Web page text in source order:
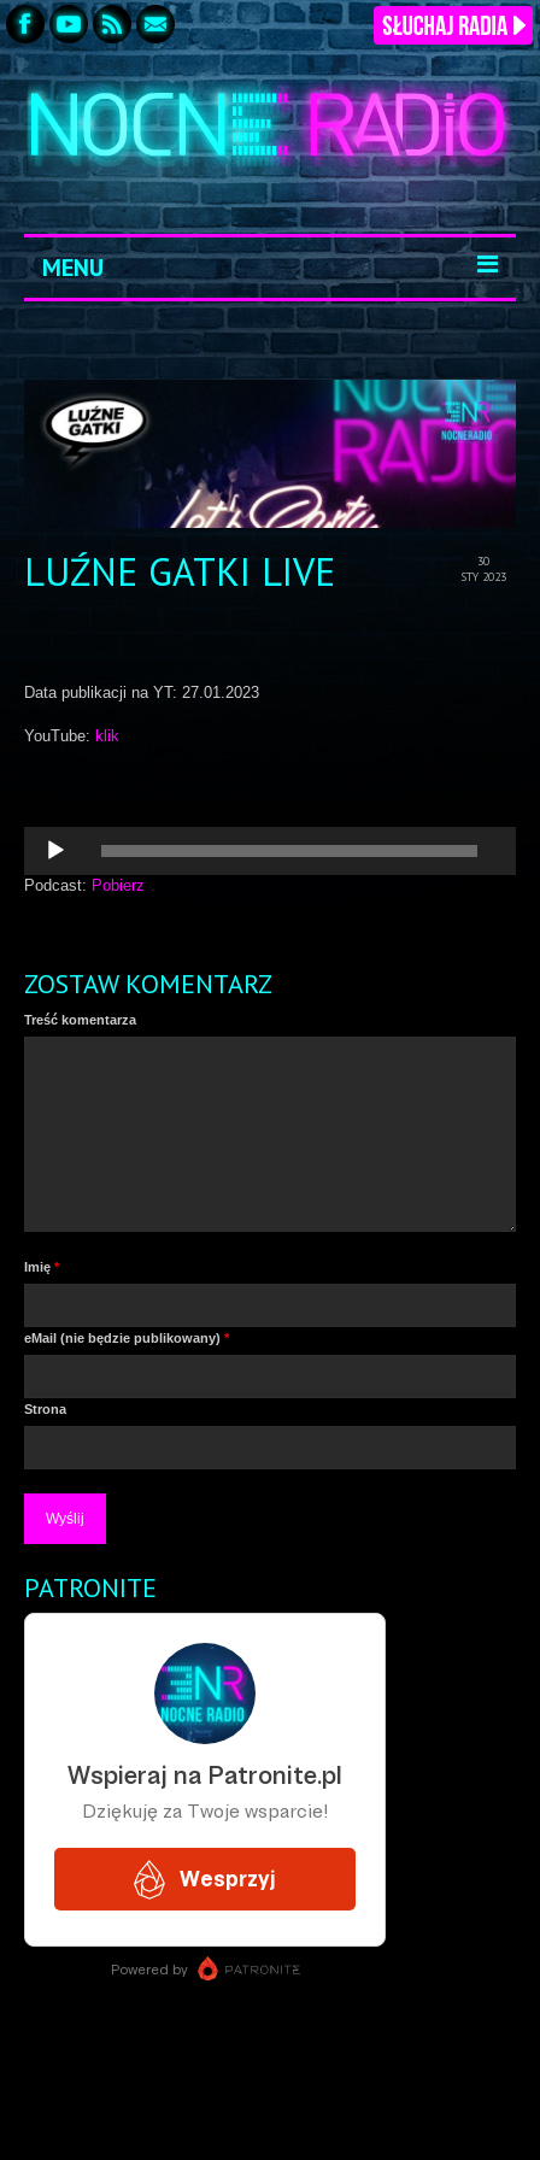
MENU
START
ARCHIWUM
KONTAKT
LOGOWANIE
30
STY 2023
LUŹNE GATKI LIVE
Data publikacji na YT: 27.01.2023
YouTube: klik
Odtwarzacz
plików
dźwiękowych
Podcast: Pobierz
ZOSTAW KOMENTARZ
Treść komentarza
Imię *
eMail (nie będzie publikowany) *
Strona
PATRONITE